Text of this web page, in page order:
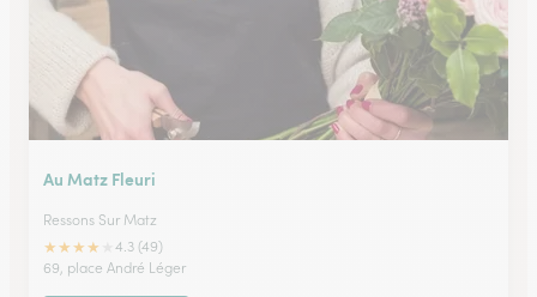
Au Matz Fleuri
Ressons Sur Matz
★★★★
4.3 (49)
69, place André Léger